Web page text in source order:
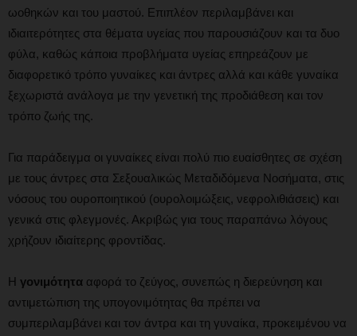
ωοθηκών και του μαστού. Επιπλέον περιλαμβάνει και
ιδιαιτερότητες στα θέματα υγείας που παρουσιάζουν και τα δυο
φύλα, καθώς κάποια προβλήματα υγείας επηρεάζουν με
διαφορετικό τρόπο γυναίκες και άντρες αλλά και κάθε γυναίκα
ξεχωριστά ανάλογα με την γενετική της προδιάθεση και τον
τρόπο ζωής της.
Για παράδειγμα οι γυναίκες είναι πολύ πιο ευαίσθητες σε σχέση
με τους άντρες στα Σεξουαλικώς Μεταδιδόμενα Νοσήματα, στις
νόσους του ουροποιητικού (ουρολοιμώξεις, νεφρολιθιάσεις) και
γενικά στις φλεγμονές. Ακριβώς για τους παραπάνω λόγους
χρήζουν ιδιαίτερης φροντίδας.
Η γονιμότητα αφορά το ζεύγος, συνεπώς η διερεύνηση και
αντιμετώπιση της υπογονιμότητας θα πρέπει να
συμπεριλαμβάνει και τον άντρα και τη γυναίκα, προκειμένου να